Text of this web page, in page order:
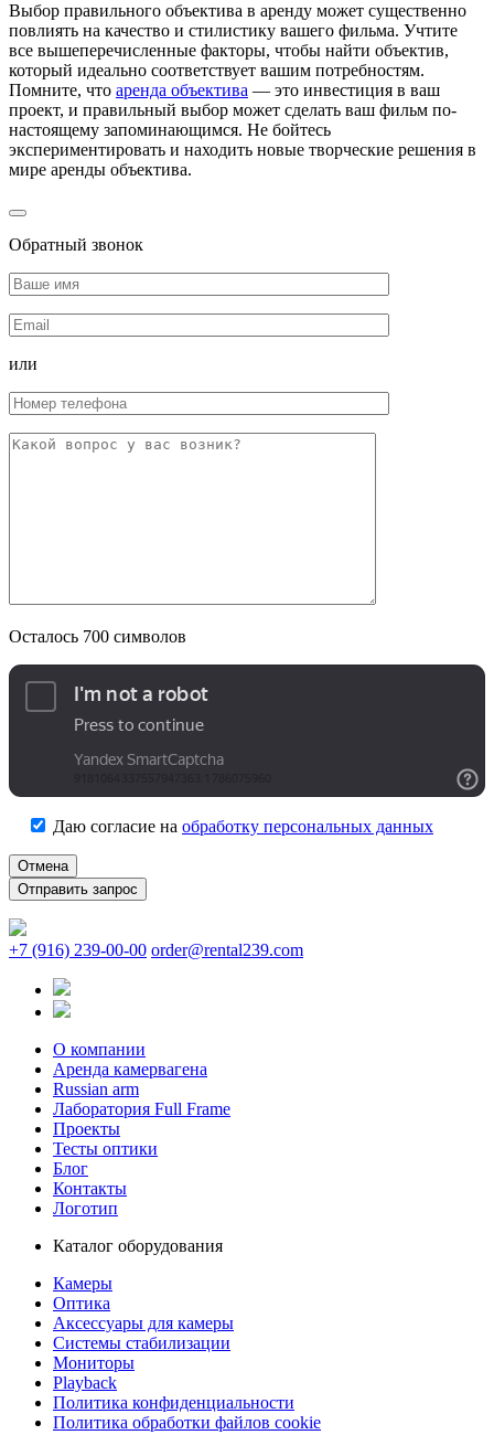
Выбор правильного объектива в аренду может существенно
повлиять на качество и стилистику вашего фильма. Учтите
все вышеперечисленные факторы, чтобы найти объектив,
который идеально соответствует вашим потребностям.
Помните, что аренда объектива — это инвестиция в ваш
проект, и правильный выбор может сделать ваш фильм по-
настоящему запоминающимся. Не бойтесь
экспериментировать и находить новые творческие решения в
мире аренды объектива.
Обратный звонок
или
Осталось 700 символов
Даю согласие на обработку персональных данных
Отмена
+7 (916) 239-00-00 order@rental239.com
О компании
Аренда камервагена
Russian arm
Лаборатория Full Frame
Проекты
Тесты оптики
Блог
Контакты
Логотип
Каталог оборудования
Камеры
Оптика
Аксессуары для камеры
Системы стабилизации
Мониторы
Playback
Политика конфиденциальности
Политика обработки файлов cookie